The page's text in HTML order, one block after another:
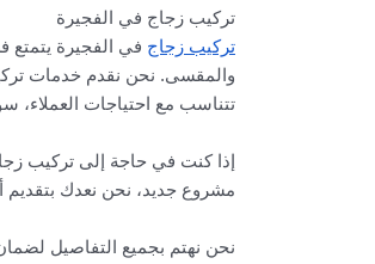
تركيب زجاج في الفجيرة
تركيب زجاج في الفجيرة يتمتع
والمقسى. نحن نقدم خدمات تركيب
تتناسب مع احتياجات العملاء،
إذا كنت في حاجة إلى تركيب
مشروع جديد، نحن نعدك بتقديم
نحن نهتم بجميع التفاصيل